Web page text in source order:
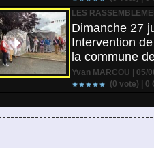
LES
Dimanche 27
Intervention
la commune
Yvan MARCOU | 05/
(0 vote) | 0